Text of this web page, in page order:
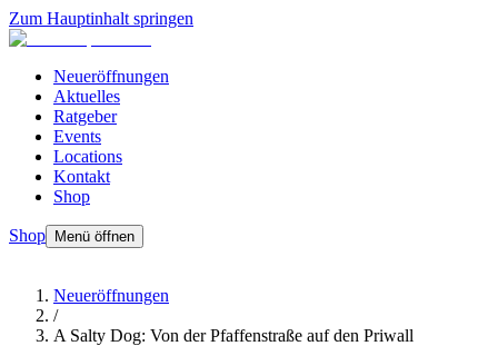
Zum Hauptinhalt springen
Neueröffnungen
Aktuelles
Ratgeber
Events
Locations
Kontakt
Shop
Shop Menü öffnen
Neueröffnungen
/
A Salty Dog: Von der Pfaffenstraße auf den Priwall